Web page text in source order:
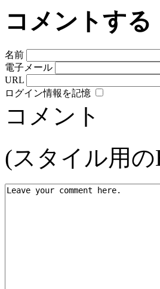
コメントする
名前
電子メール
URL
ログイン情報を記憶
コメント
(スタイル用